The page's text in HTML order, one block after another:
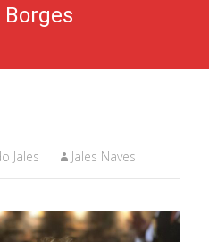
Jales Jales Naves